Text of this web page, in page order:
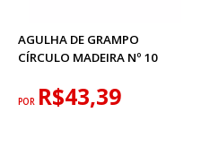
AGULHA DE GRAMPO
CÍRCULO MADEIRA Nº 10
POR R$43,39